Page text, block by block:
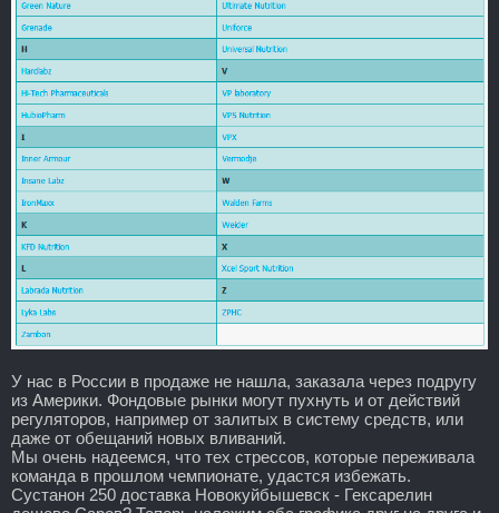
У нас в России в продаже не нашла, заказала через подругу
из Америки. Фондовые рынки могут пухнуть и от действий
регуляторов, например от залитых в систему средств, или
даже от обещаний новых вливаний.
Мы очень надеемся, что тех стрессов, которые переживала
команда в прошлом чемпионате, удастся избежать.
Сустанон 250 доставка Новокуйбышевск - Гексарелин